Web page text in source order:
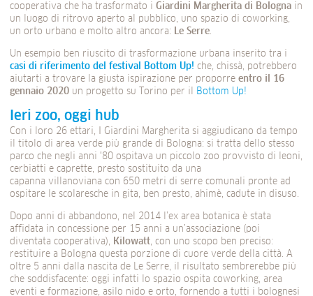
cooperativa che ha trasformato i Giardini Margherita di Bologna in
un luogo di ritrovo aperto al pubblico, uno spazio di coworking,
un orto urbano e molto altro ancora: Le Serre.
Un esempio ben riuscito di trasformazione urbana inserito tra i
casi di riferimento del festival Bottom Up! che, chissà, potrebbero
aiutarti a trovare la giusta ispirazione per proporre entro il 16
gennaio 2020 un progetto su Torino per il Bottom Up!
Ieri zoo, oggi hub
Con i loro 26 ettari, I Giardini Margherita si aggiudicano da tempo
il titolo di area verde più grande di Bologna: si tratta dello stesso
parco che negli anni ‘80 ospitava un piccolo zoo provvisto di leoni,
cerbiatti e caprette, presto sostituito da una
capanna villanoviana con 650 metri di serre comunali pronte ad
ospitare le scolaresche in gita, ben presto, ahimè, cadute in disuso.
Dopo anni di abbandono, nel 2014 l’ex area botanica è stata
affidata in concessione per 15 anni a un’associazione (poi
diventata cooperativa), Kilowatt, con uno scopo ben preciso:
restituire a Bologna questa porzione di cuore verde della città. A
oltre 5 anni dalla nascita de Le Serre, il risultato sembrerebbe più
che soddisfacente: oggi infatti lo spazio ospita coworking, area
eventi e formazione, asilo nido e orto, fornendo a tutti i bolognesi